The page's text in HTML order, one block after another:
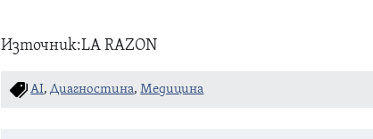
Източник:LA RAZON
AI,Диагностина,Медицина